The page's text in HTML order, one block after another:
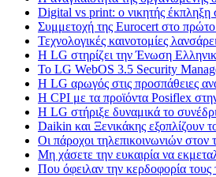
Digital vs print: ο νικητής έκπληξη
Συμμετοχή της Eurocert στο
Τεχνολογικές καινοτομίες
H LG στηρίζει την Ένωση
Το LG WebOS 3.5 Security
Η LG αρωγός στις προσπάθειες
Η CPI με τα προϊόντα Posiflex
H LG στήριξε δυναμικά το
Daikin και Ξενικάκης εξοπλίζουν
Οι πάροχοι τηλεπικοινωνιών στον
Μη χάσετε την ευκαιρία να
Που όφειλαν την κερδοφορία τους